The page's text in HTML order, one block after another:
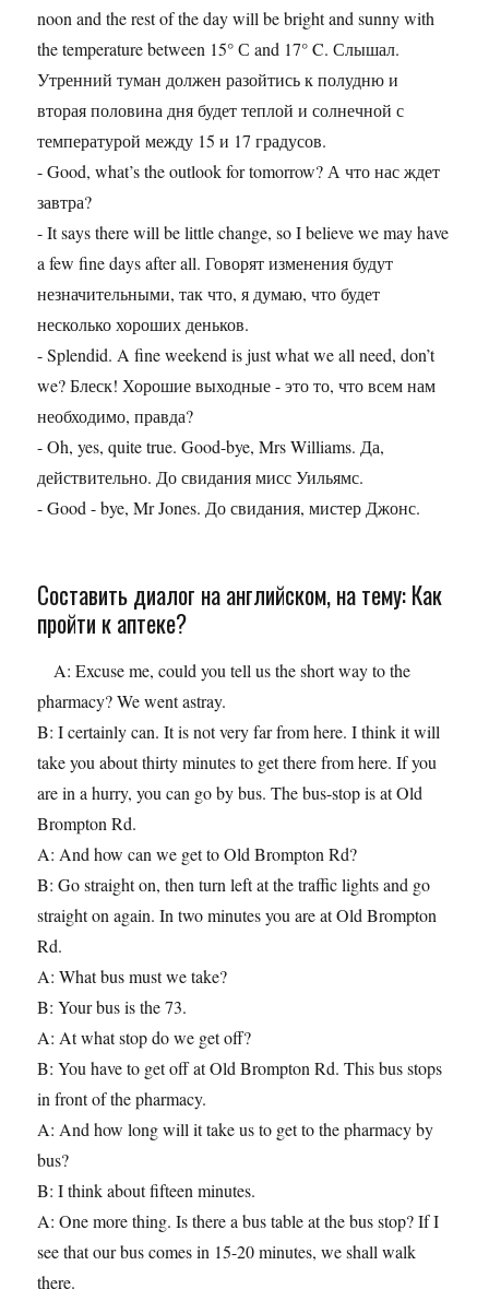
noon and the rest of the day will be bright and sunny with
the temperature between 15° С and 17° C. Слышал.
Утренний туман должен разойтись к полудню и
вторая половина дня будет теплой и солнечной с
температурой между 15 и 17 градусов.
- Good, what’s the outlook for tomorrow? А что нас ждет
завтра?
- It says there will be little change, so I believe we may have
a few fine days after all. Говорят изменения будут
незначительными, так что, я думаю, что будет
несколько хороших деньков.
- Splendid. A fine weekend is just what we all need, don’t
we? Блеск! Хорошие выходные - это то, что всем нам
необходимо, правда?
- Oh, yes, quite true. Good-bye, Mrs Williams. Да,
действительно. До свидания мисс Уильямс.
- Good - bye, Mr Jones. До свидания, мистер Джонс.
Составить диалог на английском, на тему: Как
пройти к аптеке?
A: Excuse me, could you tell us the short way to the
pharmacy? We went astray.
B: I certainly can. It is not very far from here. I think it will
take you about thirty minutes to get there from here. If you
are in a hurry, you can go by bus. The bus-stop is at Old
Brompton Rd.
A: And how can we get to Old Brompton Rd?
B: Go straight on, then turn left at the traffic lights and go
straight on again. In two minutes you are at Old Brompton
Rd.
A: What bus must we take?
B: Your bus is the 73.
A: At what stop do we get off?
B: You have to get off at Old Brompton Rd. This bus stops
in front of the pharmacy.
A: And how long will it take us to get to the pharmacy by
bus?
B: I think about fifteen minutes.
A: One more thing. Is there a bus table at the bus stop? If I
see that our bus comes in 15-20 minutes, we shall walk
there.